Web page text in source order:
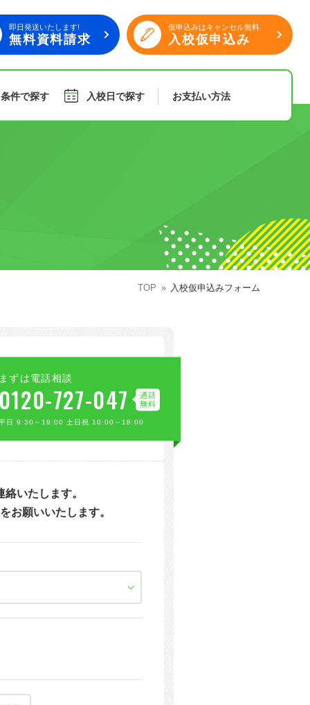
即日発送いたします!
無料資料請求
仮申込みはキャンセル無料
入校仮申込み
件で探す 入校日で探す お支払い方法
TOP 入校仮申込みフォーム
ずは電話相談
727-047
日 9:30～19:00 土日祝 10:00～18:00
いたします。
お願いいたします。